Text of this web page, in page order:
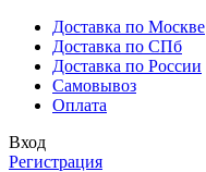
Доставка по Москве
Доставка по СПб
Доставка по России
Самовывоз
Оплата
Вход
Регистрация